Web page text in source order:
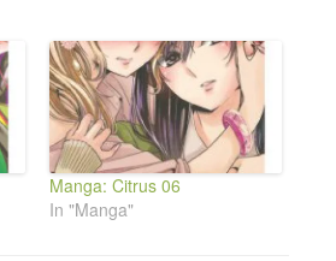
Manga: Citrus 06
In "Manga"